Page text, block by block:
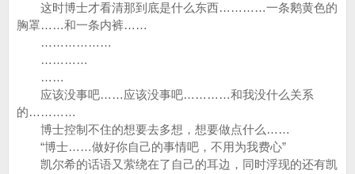
这时博士才看清那到底是什么东西…………一条鹅黄色的
胸罩……和一条内裤……
………………
…………
……
应该没事吧……应该没事吧…………和我没什么关系
的…………
博士控制不住的想要去多想，想要做点什么……
“博士……做好你自己的事情吧，不用为我费心”
凯尔希的话语又萦绕在了自己的耳边，同时浮现的还有凯